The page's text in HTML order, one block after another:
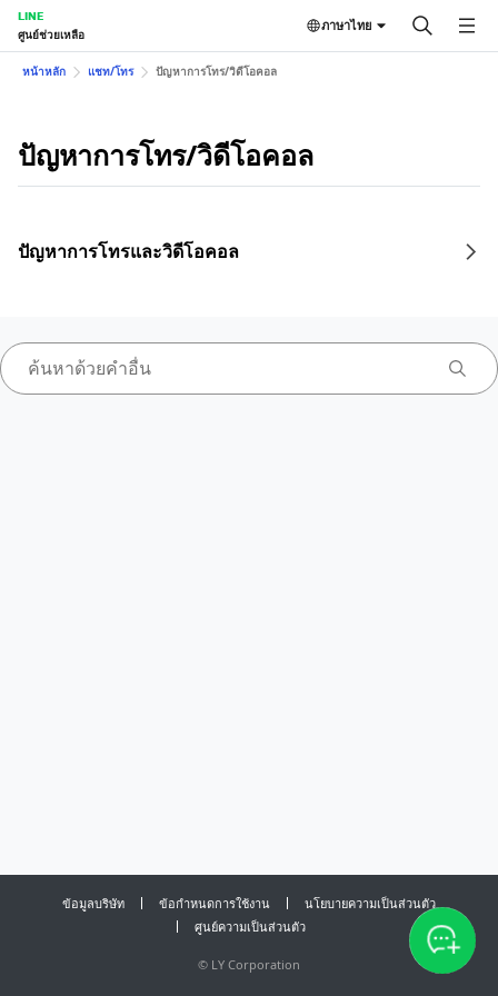
LINE
ศูนย์ช่วยเหลือ
ภาษาไทย
หน้าหลัก แชท/โทร ปัญหาการโทร/วิดีโอคอล
ปัญหาการโทร/วิดีโอคอล
ปัญหาการโทรและวิดีโอคอล
ข้อมูลบริษัท ข้อกำหนดการใช้งาน
นโยบายความเป็นส่วนตัว
ศูนย์ความเป็นส่วนตัว
© LY Corporation